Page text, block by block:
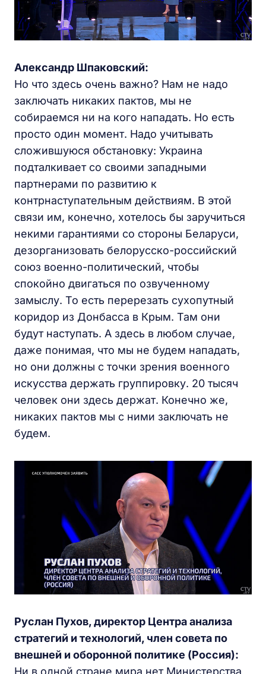
Александр Шпаковский:
Но что здесь очень важно? Нам не надо
заключать никаких пактов, мы не
собираемся ни на кого нападать. Но есть
просто один момент. Надо учитывать
сложившуюся обстановку: Украина
подталкивает со своими западными
партнерами по развитию к
контрнаступательным действиям. В этой
связи им, конечно, хотелось бы заручиться
некими гарантиями со стороны Беларуси,
дезорганизовать белорусско-российский
союз военно-политический, чтобы
спокойно двигаться по озвученному
замыслу. То есть перерезать сухопутный
коридор из Донбасса в Крым. Там они
будут наступать. А здесь в любом случае,
даже понимая, что мы не будем нападать,
но они должны с точки зрения военного
искусства держать группировку. 20 тысяч
человек они здесь держат. Конечно же,
никаких пактов мы с ними заключать не
будем.
Руслан Пухов, директор Центра анализа
стратегий и технологий, член совета по
внешней и оборонной политике (Россия):
Ни в одной стране мира нет Министерства